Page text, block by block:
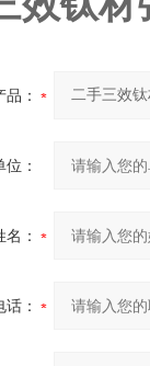
品：
：
：
：